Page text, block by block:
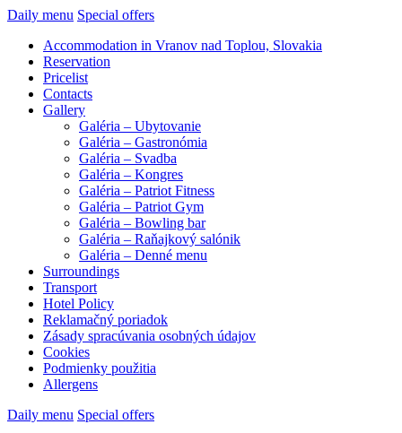
Daily menu Special offers
Accommodation in Vranov nad Toplou, Slovakia
Reservation
Pricelist
Contacts
Gallery
Galéria – Ubytovanie
Galéria – Gastronómia
Galéria – Svadba
Galéria – Kongres
Galéria – Patriot Fitness
Galéria – Patriot Gym
Galéria – Bowling bar
Galéria – Raňajkový salónik
Galéria – Denné menu
Surroundings
Transport
Hotel Policy
Reklamačný poriadok
Zásady spracúvania osobných údajov
Cookies
Podmienky použitia
Allergens
Daily menu Special offers